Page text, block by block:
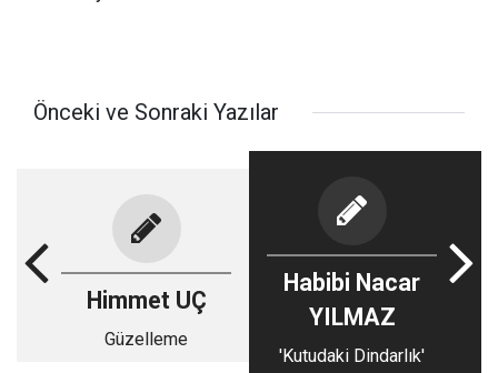
Önceki ve Sonraki Yazılar
Himmet UÇ
Güzelleme
Habibi Nacar
YILMAZ
'Kutudaki Dindarlık'